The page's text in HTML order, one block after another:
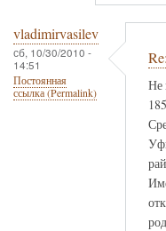
vladimirvasilev
сб, 10/30/2010 -
14:51
Постоянная
ссылка (Permalink)
Не